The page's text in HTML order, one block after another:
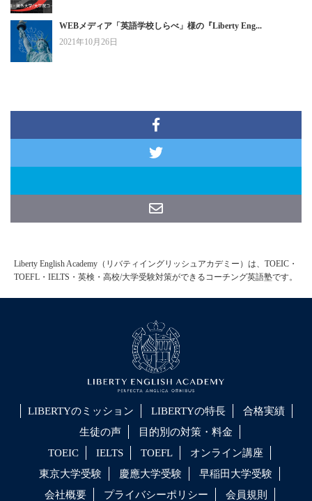
WEBメディア「英語学校しらべ」様の『Liberty Eng...
2021年10月26日
Liberty English Academy（リバティイングリッシュアカデミー）は、TOEIC・
TOEFL・IELTS・英検・高校/大学受験対策ができるコーチング英語塾です。
LIBERTYのミッション LIBERTYの特長
合格実績
生徒の声
目的別の対策・料金
TOEIC
IELTS TOEFL
オンライン講座
東京大学受験
慶應大学受験
早稲田大学受験
会社概要
プライバシーポリシー 会員規則